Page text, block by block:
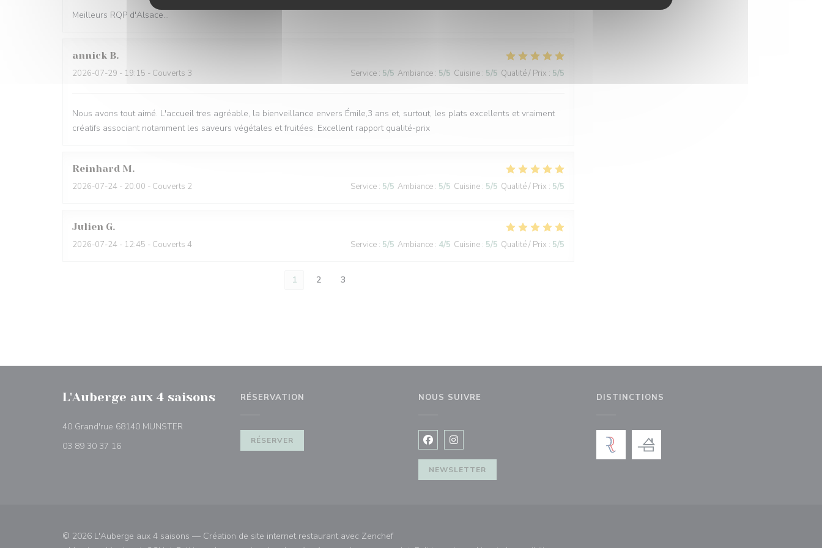
Meilleurs RQP d'Alsace...
annick B
2026-07-29 - 19:15 - Couverts 3 Service : 5/5 Ambiance : 5/5 Cuisine : 5/5 Qualité / Prix : 5/5
Nous avons tout aimé. L'accueil tres agréable, la bienveillance envers Émile,3 ans et, surtout, les plats excellents et vraiment
créatifs associant notamment les saveurs végétales et fruitées. Excellent rapport qualité-prix
Reinhard M
2026-07-24 - 20:00 - Couverts 2 Service : 5/5 Ambiance : 5/5 Cuisine : 5/5 Qualité / Prix : 5/5
Julien G
2026-07-24 - 12:45 - Couverts 4 Service : 5/5 Ambiance : 4/5 Cuisine : 5/5 Qualité / Prix : 5/5
1 2 3
L'Auberge aux 4 saisons
40 Grand'rue 68140 MUNSTER
03 89 30 37 16
RÉSERVATION
RÉSERVER
NOUS SUIVRE
Facebook ((ouvre une nouvelle fenêtre))
Instagram ((ouvre une nouvelle fenêtre))
NEWSLETTER
DISTINCTIONS
© 2026 L'Auberge aux 4 saisons — Création de site internet restaurant avec Zenchef((ouvre une nouvelle fenêtre))